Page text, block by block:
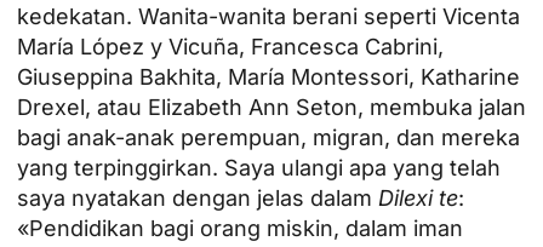
kedekatan. Wanita-wanita berani seperti Vicenta
María López y Vicuña, Francesca Cabrini,
Giuseppina Bakhita, María Montessori, Katharine
Drexel, atau Elizabeth Ann Seton, membuka jalan
bagi anak-anak perempuan, migran, dan mereka
yang terpinggirkan. Saya ulangi apa yang telah
saya nyatakan dengan jelas dalam Dilexi te:
«Pendidikan bagi orang miskin, dalam iman